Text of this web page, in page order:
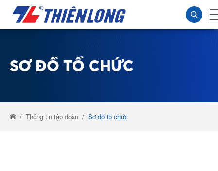
SƠ ĐỒ TỔ CHỨC
Thông tin tập đoàn Sơ đồ tổ chức